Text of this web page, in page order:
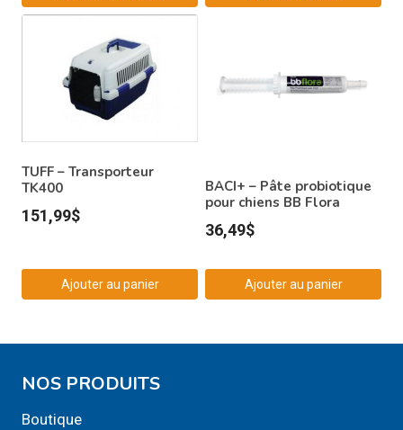
TUFF – Transporteur
TK400
151,99$
Ajouter au panier
BACI+ – Pâte probiotique
pour chiens BB Flora
36,49$
Ajouter au panier
NOS PRODUITS
Boutique